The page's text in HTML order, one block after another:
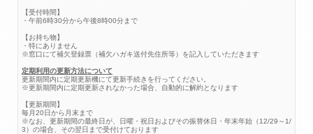
【受付時間】
・午前6時30分から午後8時00分まで
【お持ち物】
・特にありません
※窓口にて補欠登録票（補欠ハガキ送付先住所等）を記入していただきます
定期利用の更新方法について
更新期間内に定期更新機にて更新手続きを行ってください。
※更新期間内に定期更新されなかった場合、自動的に解約となります
【更新期間】
毎月20日から月末まで
※なお、更新期間の最終日が、日曜・祝日およびその振替休日・年末年始（12/29～1/
3）の場合、その翌日まで受付けております